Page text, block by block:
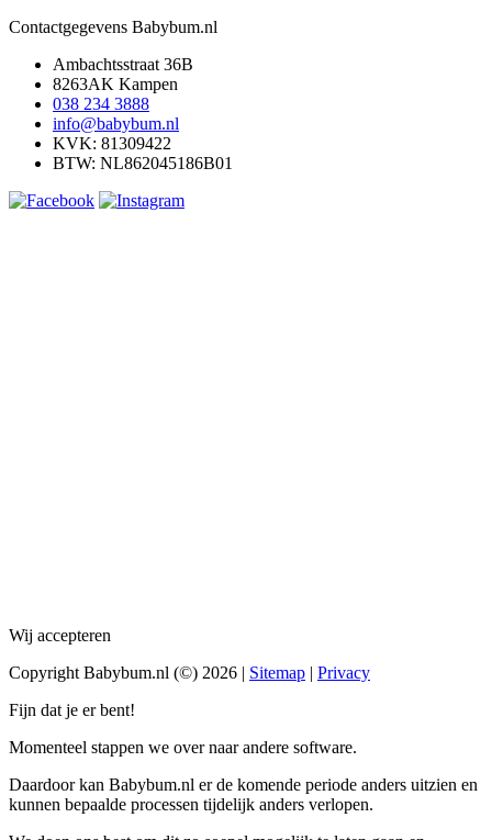
Contactgegevens Babybum.nl
Ambachtsstraat 36B
8263AK Kampen
038 234 3888
info@babybum.nl
KVK: 81309422
BTW: NL862045186B01
Wij accepteren
Copyright Babybum.nl (©) 2026 | Sitemap | Privacy
Fijn dat je er bent!
Momenteel stappen we over naar andere software.
Daardoor kan Babybum.nl er de komende periode anders uitzien en
kunnen bepaalde processen tijdelijk anders verlopen.